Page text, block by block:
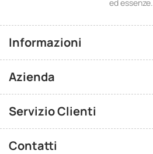
ed essenze.
Informazioni
Azienda
Servizio Clienti
Contatti